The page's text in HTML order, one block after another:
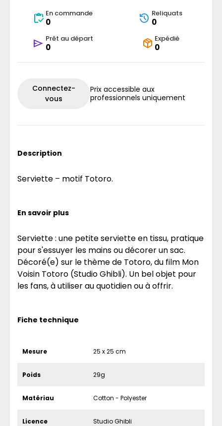
En commande
0
Reliquats
0
Prêt au départ
0
Expédié
0
Connectez-
vous
Prix accessible aux
professionnels uniquement
Description
Serviette – motif Totoro.
En savoir plus
Serviette : une petite serviette en tissu, pratique
pour s'essuyer les mains ou décorer un sac.
Décoré(e) sur le thème de Totoro, du film Mon
Voisin Totoro (Studio Ghibli). Un bel objet pour
les fans, à utiliser au quotidien ou à offrir.
Fiche technique
Mesure 25 x 25 cm
Poids 29g
Matériau Cotton - Polyester
Licence Studio Ghibli